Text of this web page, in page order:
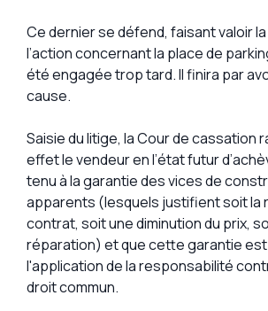
Ce dernier se défend, faisant valoir
l’action concernant la place de
été engagée trop tard. Il finira par
cause.
Saisie du litige, la Cour de cassation
effet le vendeur en l’état futur
tenu à la garantie des vices de
apparents (lesquels justifient soit la
contrat, soit une diminution du prix,
réparation) et que cette garantie
l'application de la responsabilité
droit commun.